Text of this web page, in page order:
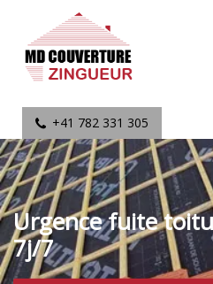
+41 782 331 305
Urgence fuite
7j/7